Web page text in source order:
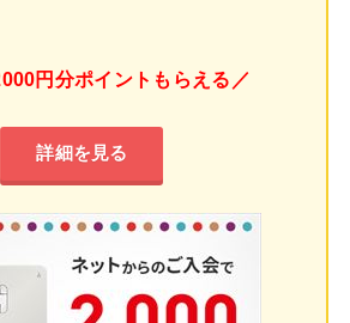
円分ポイントもらえる／
詳細を見る